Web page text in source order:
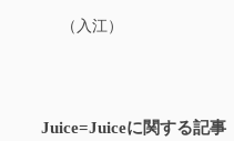
（入江）
Juice=Juiceに関する記事